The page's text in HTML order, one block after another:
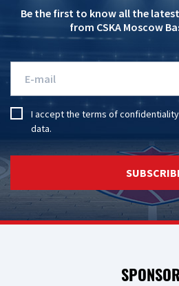
Be the first to know all the
from CSKA Moscow
I accept the terms of confidentiality
data.